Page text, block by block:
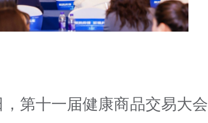
第十一届健康商品交易大会